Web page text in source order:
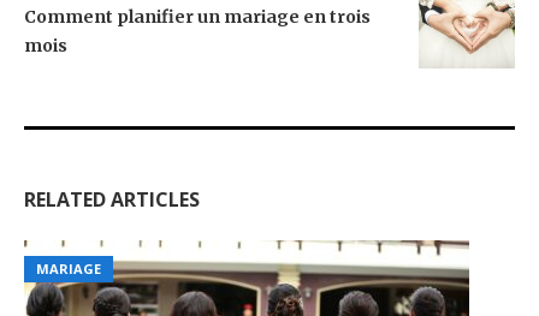
Comment planifier un mariage en trois
mois
RELATED ARTICLES
MARIAGE